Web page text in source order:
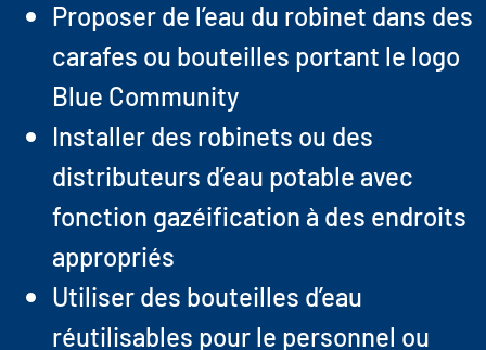
Proposer de l’eau du robinet dans des
carafes ou bouteilles portant le logo
Blue Community
Installer des robinets ou des
distributeurs d’eau potable avec
fonction gazéification à des endroits
appropriés
Utiliser des bouteilles d’eau
réutilisables pour le personnel ou